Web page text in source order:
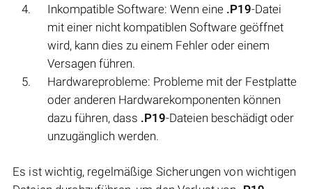
Inkompatible Software: Wenn eine .P19-Datei
mit einer nicht kompatiblen Software geöffnet
wird, kann dies zu einem Fehler oder einem
Versagen führen.
Hardwareprobleme: Probleme mit der Festplatte
oder anderen Hardwarekomponenten können
dazu führen, dass .P19-Dateien beschädigt oder
unzugänglich werden.
Es ist wichtig, regelmäßige Sicherungen von wichtigen